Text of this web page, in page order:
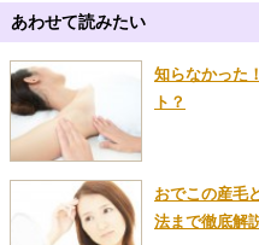
あわせて読みたい
知らなかった
ト？
おでこの産毛
法まで徹底解